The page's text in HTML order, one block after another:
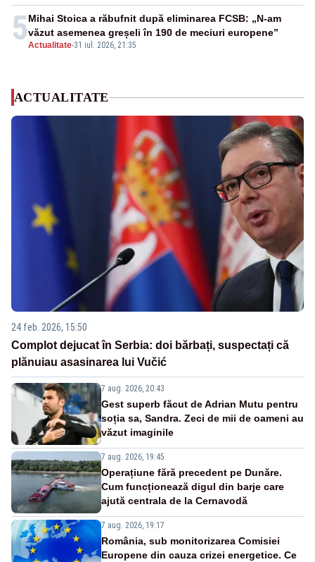
5Actualitate-31 iul. 2026, 21:35
Mihai Stoica a răbufnit după eliminarea FCSB: „N-am
văzut asemenea greșeli în 190 de meciuri europene”
ACTUALITATE
24 feb. 2026, 15:50
Complot dejucat în Serbia: doi bărbați, suspectați că
plănuiau asasinarea lui Vučić
7 aug. 2026, 20:43
Gest superb făcut de Adrian Mutu pentru
soția sa, Sandra. Zeci de mii de oameni au
văzut imaginile
7 aug. 2026, 19:45
Operațiune fără precedent pe Dunăre.
Cum funcționează digul din barje care
ajută centrala de la Cernavodă
7 aug. 2026, 19:17
România, sub monitorizarea Comisiei
Europene din cauza crizei energetice. Ce